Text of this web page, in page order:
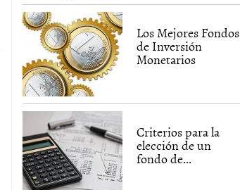
Los Mejores Fondos
de Inversión
Monetarios
Criterios para la
elección de un
fondo de...